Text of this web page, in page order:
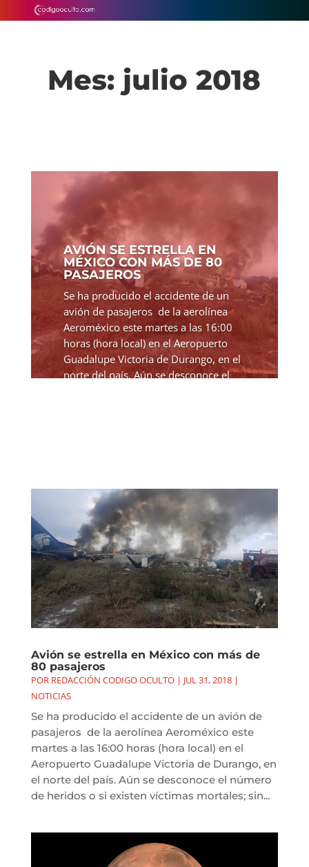
Mes: julio 2018
AVIÓN SE ESTRELLA EN
MÉXICO CON MÁS DE 80
PASAJEROS
Se ha producido el accidente de un
avión de pasajeros de la aerolínea
Aeroméxico este martes a las 16:00
horas (hora local) en el Aeropuerto
Guadalupe Victoria de Durango, en el
norte del país. Aún se desconoce el
Avión se estrella en México con más de
80 pasajeros
POR REDACCIÓN CODIGO OCULTO| JUL 31, 2018|
NOTICIAS
Se ha producido el accidente de un avión de
pasajeros de la aerolínea Aeroméxico este
martes a las 16:00 horas (hora local) en el
Aeropuerto Guadalupe Victoria de Durango, en
el norte del país. Aún se desconoce el número
de heridos o si existen víctimas mortales; sin...